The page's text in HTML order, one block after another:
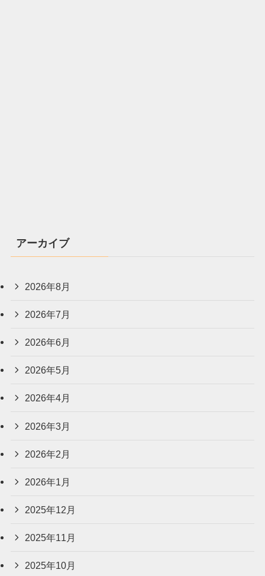
アーカイブ
2026年8月
2026年7月
2026年6月
2026年5月
2026年4月
2026年3月
2026年2月
2026年1月
2025年12月
2025年11月
2025年10月